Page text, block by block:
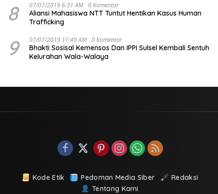
8 07/07/2019 6:31 AM 0 Komentar
Aliansi Mahasiswa NTT Tuntut Hentikan Kasus Human
Trafficking
9 07/07/2019 11:49 AM 0 Komentar
Bhakti Sosisal Kemensos Dan IPPI Sulsel Kembali Sentuh
Kelurahan Wala-Walaya
Kode Etik Pedoman Media Siber
Redaksi
Tentang Kami